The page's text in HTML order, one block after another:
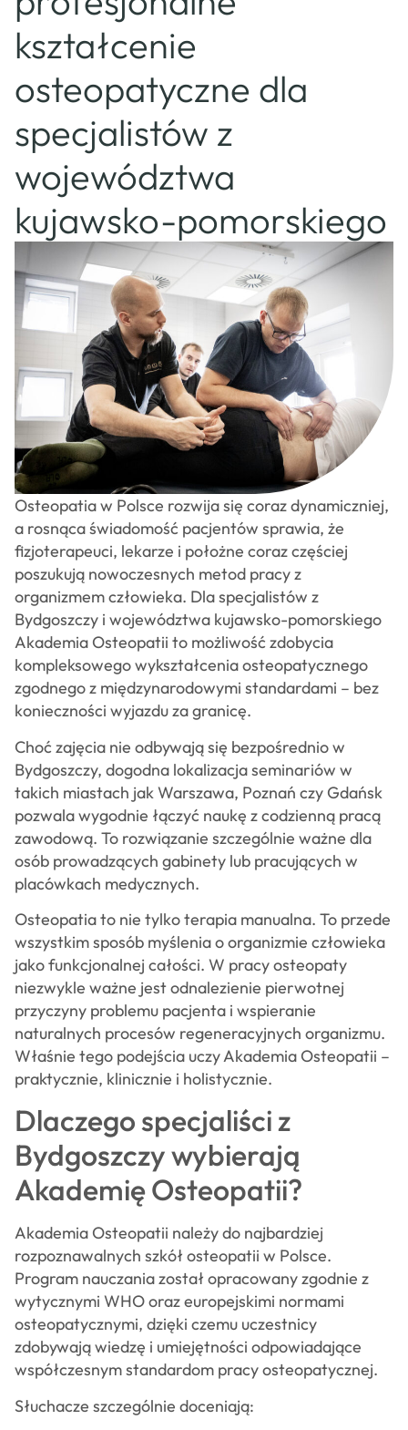
CSAO
Sklep
kształcenie
osteopatyczne dla
specjalistów z
województwa
kujawsko-pomorskiego
Osteopatia w Polsce rozwija się coraz dynamiczniej,
a rosnąca świadomość pacjentów sprawia, że
fizjoterapeuci, lekarze i położne coraz częściej
poszukują nowoczesnych metod pracy z
organizmem człowieka. Dla specjalistów z
Bydgoszczy i województwa kujawsko-pomorskiego
Akademia Osteopatii to możliwość zdobycia
kompleksowego wykształcenia osteopatycznego
zgodnego z międzynarodowymi standardami – bez
konieczności wyjazdu za granicę.
Choć zajęcia nie odbywają się bezpośrednio w
Bydgoszczy, dogodna lokalizacja seminariów w
takich miastach jak Warszawa, Poznań czy Gdańsk
pozwala wygodnie łączyć naukę z codzienną pracą
zawodową. To rozwiązanie szczególnie ważne dla
osób prowadzących gabinety lub pracujących w
placówkach medycznych.
Osteopatia to nie tylko terapia manualna. To przede
wszystkim sposób myślenia o organizmie człowieka
jako funkcjonalnej całości. W pracy osteopaty
niezwykle ważne jest odnalezienie pierwotnej
przyczyny problemu pacjenta i wspieranie
naturalnych procesów regeneracyjnych organizmu.
Właśnie tego podejścia uczy Akademia Osteopatii –
praktycznie, klinicznie i holistycznie.
Dlaczego specjaliści z
Bydgoszczy wybierają
Akademię Osteopatii?
Akademia Osteopatii należy do najbardziej
rozpoznawalnych szkół osteopatii w Polsce.
Program nauczania został opracowany zgodnie z
wytycznymi WHO oraz europejskimi normami
osteopatycznymi, dzięki czemu uczestnicy
zdobywają wiedzę i umiejętności odpowiadające
współczesnym standardom pracy osteopatycznej.
Słuchacze szczególnie doceniają: